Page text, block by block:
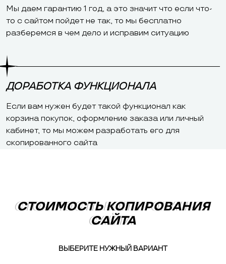
Мы даем гарантию 1 год, а это значит что если что-
то с сайтом пойдет не так, то мы бесплатно
разберемся в чем дело и исправим ситуацию
ДОРАБОТКА ФУНКЦИОНАЛА
Если вам нужен будет такой функционал как
корзина покупок, оформление заказа или личный
кабинет, то мы можем разработать его для
скопированного сайта
СТОИМОСТЬ КОПИРОВАНИЯ
САЙТА
СТОИМОСТЬ КОПИРОВАНИЯ
САЙТА
ВЫБЕРИТЕ НУЖНЫЙ ВАРИАНТ